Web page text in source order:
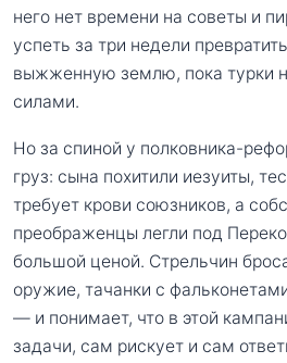
него нет времени на советы и
успеть за три недели
выжженную землю, пока турки
силами.
Но за спиной у полковника-
груз: сына похитили иезуиты,
требует крови союзников, а
преображенцы легли под
большой ценой. Стрельчин
оружие, тачанки с
— и понимает, что в этой
задачи, сам рискует и сам